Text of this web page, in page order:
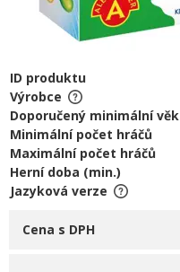
ID produktu
Výrobce
Doporučený minimální věk
Minimální počet hráčů
Maximální počet hráčů
Herní doba (min.)
Jazyková verze
Cena s DPH